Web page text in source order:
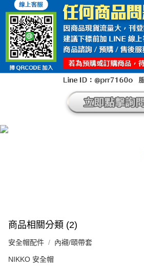
宅配
每筆NT$100，滿NT$1,000(含以上)免運費
商品相關分類 (2)
安全帽配件 內襯/頤帶套
NIKKO 安全帽